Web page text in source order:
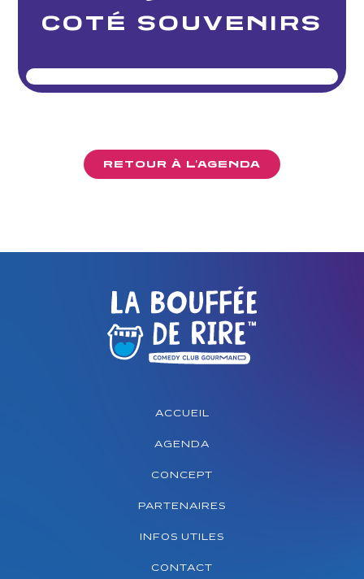
COTÉ SOUVENIRS
RETOUR À L'AGENDA
ACCUEIL
AGENDA
CONCEPT
PARTENAIRES
INFOS UTILES
CONTACT